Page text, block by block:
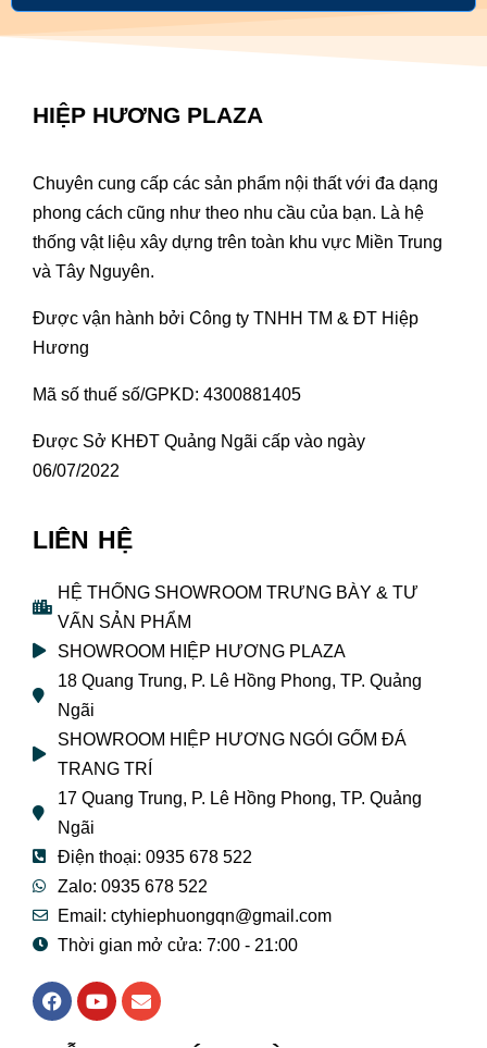
HIỆP HƯƠNG PLAZA
Chuyên cung cấp các sản phẩm nội thất với đa dạng
phong cách cũng như theo nhu cầu của bạn. Là hệ
thống vật liệu xây dựng trên toàn khu vực Miền Trung
và Tây Nguyên.
Được vận hành bởi Công ty TNHH TM & ĐT Hiệp
Hương
Mã số thuế số/GPKD: 4300881405
Được Sở KHĐT Quảng Ngãi cấp vào ngày
06/07/2022
LIÊN HỆ
HỆ THỐNG SHOWROOM TRƯNG BÀY & TƯ
VẤN SẢN PHẨM
SHOWROOM HIỆP HƯƠNG PLAZA
18 Quang Trung, P. Lê Hồng Phong, TP. Quảng
Ngãi
SHOWROOM HIỆP HƯƠNG NGÓI GỐM ĐÁ
TRANG TRÍ
17 Quang Trung, P. Lê Hồng Phong, TP. Quảng
Ngãi
Điện thoại: 0935 678 522
Zalo: 0935 678 522
Email: ctyhiephuongqn@gmail.com
Thời gian mở cửa: 7:00 - 21:00
F
a
Y
o
E
n